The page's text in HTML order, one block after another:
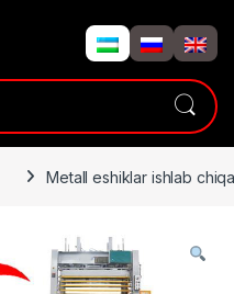
Metall eshiklar ishlab